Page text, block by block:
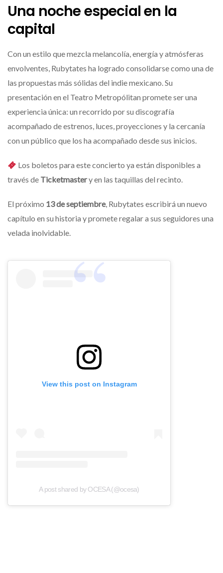
Una noche especial en la
capital
Con un estilo que mezcla melancolía, energía y atmósferas
envolventes, Rubytates ha logrado consolidarse como una de
las propuestas más sólidas del indie mexicano. Su
presentación en el Teatro Metropólitan promete ser una
experiencia única: un recorrido por su discografía
acompañado de estrenos, luces, proyecciones y la cercanía
con un público que los ha acompañado desde sus inicios.
Los boletos para este concierto ya están disponibles a
través de Ticketmastery en las taquillas del recinto.
El próximo 13 de septiembre, Rubytates escribirá un nuevo
capítulo en su historia y promete regalar a sus seguidores una
velada inolvidable.
View this post on Instagram
A post shared by OCESA (@ocesa)